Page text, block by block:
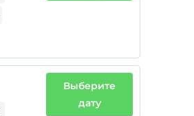
Выберите
дату